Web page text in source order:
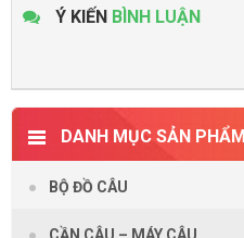
Ý KIẾN BÌNH LUẬN
DANH MỤC SẢN PHẨM
BỘ ĐỒ CÂU